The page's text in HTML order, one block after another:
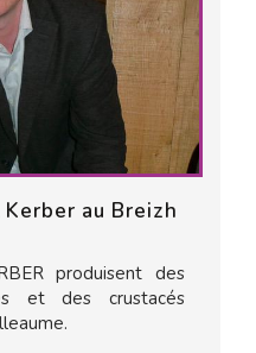
au Breizh
produisent des
et des crustacés